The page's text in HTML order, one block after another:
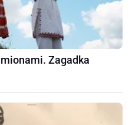
Zagadka